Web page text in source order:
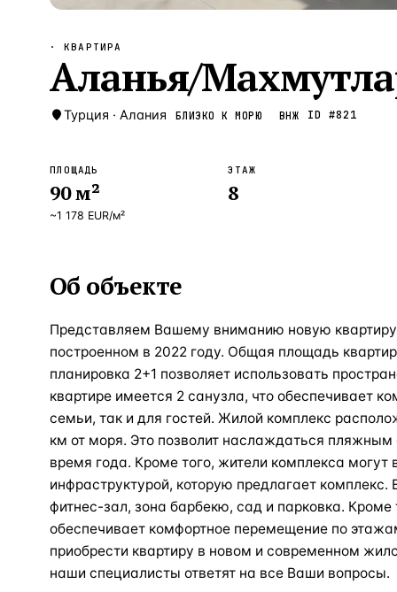
· КВАРТИРА
Аланья/
Турция · Алания БЛИЗКО К МОРЮ ВНЖ ID #821
ПЛОЩАДЬ
90м²
~1 178 EUR/м²
ЭТАЖ
8
Об объекте
Представляем Вашему вниманию новую
построенном в 2022 году. Общая площадь
планировка 2+1 позволяет использовать
квартире имеется 2 санузла, что обеспечивает
семьи, так и для гостей. Жилой комплекс
км от моря. Это позволит наслаждаться
время года. Кроме того, жители комплекса могут
инфраструктурой, которую предлагает комплекс.
фитнес-зал, зона барбекю, сад и парковка. Кроме
обеспечивает комфортное перемещение по
приобрести квартиру в новом и современном
наши специалисты ответят на все Ваши вопросы.